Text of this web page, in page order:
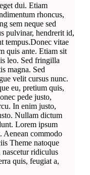
dui. Etiam
rhoncus,
sem neque sed
pulvinar, hendrerit id,
tempus.Donec vitae
quis ante. Etiam sit
leo. Sed fringilla
magna. Sed
velit cursus nunc.
eu, pretium quis,
pede justo,
In enim justo,
Nullam dictum
Lorem ipsum
Aenean commodo
Theme natoque
nascetur ridiculus
quis, feugiat a,